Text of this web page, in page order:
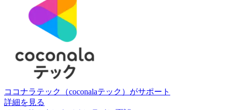
ココナラテック（coconalaテック） がサポート
詳細を見る